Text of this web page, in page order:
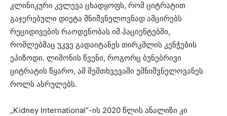
კლინიკური კვლევა ცხადყოფს, რომ ციტრატით
გაჯერებული დიეტა მნიშვნელოვნად ამცირებს
რეციდივების რაოდენობას იმ პაციენტებში,
რომლებმაც უკვე გადაიტანეს თირკმლის კენჭების
ეპიზოდი. ლიმონის წვენი, როგორც ბუნებრივი
ციტრატის წყარო, ამ შემთხვევაში უმნიშვნელოვანეს
როლს ასრულებს.
„Kidney International“-ის 2020 წლის ანალიზი კი